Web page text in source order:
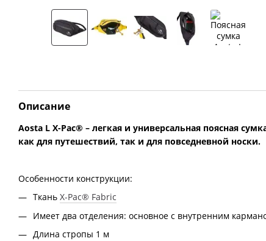
Описание
Aosta L X-Pac® – легкая и универсальная поясная
как для путешествий, так и для повседневной носки.
Особенности конструкции:
Ткань X-Pac® Fabric
Имеет два отделения: основное с внутренним
Длина стропы 1 м